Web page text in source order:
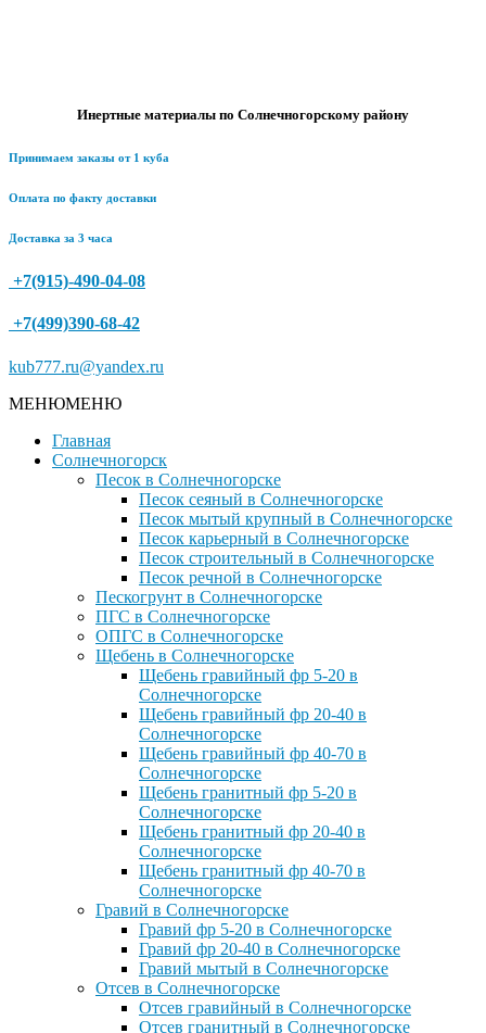
Инертные материалы по Солнечногорскому району
Принимаем заказы от 1 куба
Оплата по факту доставки
Доставка за 3 часа
+7(915)-490-04-08
+7(499)390-68-42
kub777.ru@yandex.ru
МЕНЮМЕНЮ
Главная
Солнечногорск
Песок в Солнечногорске
Песок сеяный в Солнечногорске
Песок мытый крупный в Солнечногорске
Песок карьерный в Солнечногорске
Песок строительный в Солнечногорске
Песок речной в Солнечногорске
Пескогрунт в Солнечногорске
ПГС в Солнечногорске
ОПГС в Солнечногорске
Щебень в Солнечногорске
Щебень гравийный фр 5-20 в
Солнечногорске
Щебень гравийный фр 20-40 в
Солнечногорске
Щебень гравийный фр 40-70 в
Солнечногорске
Щебень гранитный фр 5-20 в
Солнечногорске
Щебень гранитный фр 20-40 в
Солнечногорске
Щебень гранитный фр 40-70 в
Солнечногорске
Гравий в Солнечногорске
Гравий фр 5-20 в Солнечногорске
Гравий фр 20-40 в Солнечногорске
Гравий мытый в Солнечногорске
Отсев в Солнечногорске
Отсев гравийный в Солнечногорске
Отсев гранитный в Солнечногорске